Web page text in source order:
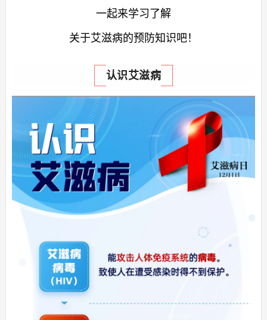
一起来学习了解
关于艾滋病的预防知识吧！
认识艾滋病